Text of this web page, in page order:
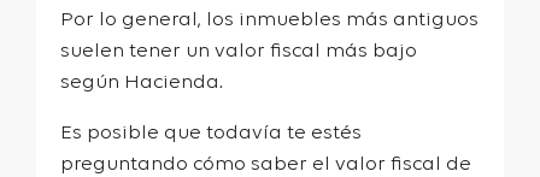
Por lo general, los inmuebles más antiguos
suelen tener un valor fiscal más bajo
según Hacienda.
Es posible que todavía te estés
preguntando cómo saber el valor fiscal de